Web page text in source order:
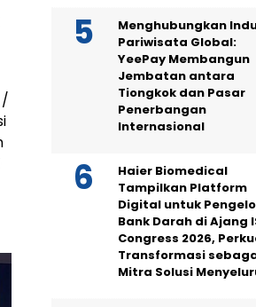
/
Menghubungkan
Pariwisata Global:
YeePay Membangun
Jembatan antara
Tiongkok dan Pasar
Penerbangan
Internasional
Haier Biomedical
Tampilkan Platform
Digital untuk
Bank Darah di Ajang
Congress 2026,
Transformasi
Mitra Solusi